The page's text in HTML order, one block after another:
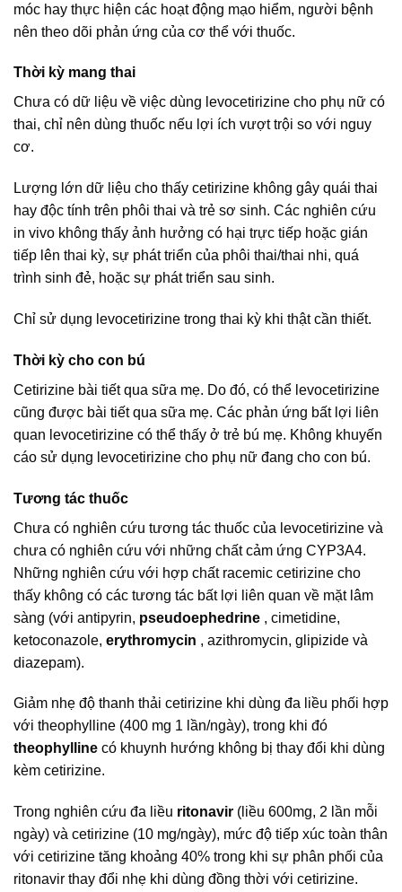
móc hay thực hiện các hoạt động mạo hiểm, người bệnh
nên theo dõi phản ứng của cơ thể với thuốc.
Thời kỳ mang thai
Chưa có dữ liệu về việc dùng levocetirizine cho phụ nữ có
thai, chỉ nên dùng thuốc nếu lợi ích vượt trội so với nguy
cơ.
Lượng lớn dữ liệu cho thấy cetirizine không gây quái thai
hay độc tính trên phôi thai và trẻ sơ sinh. Các nghiên cứu
in vivo không thấy ảnh hưởng có hại trực tiếp hoặc gián
tiếp lên thai kỳ, sự phát triển của phôi thai/thai nhi, quá
trình sinh đẻ, hoặc sự phát triển sau sinh.
Chỉ sử dụng levocetirizine trong thai kỳ khi thật cần thiết.
Thời kỳ cho con bú
Cetirizine bài tiết qua sữa mẹ. Do đó, có thể levocetirizine
cũng được bài tiết qua sữa mẹ. Các phản ứng bất lợi liên
quan levocetirizine có thể thấy ở trẻ bú mẹ. Không khuyến
cáo sử dụng levocetirizine cho phụ nữ đang cho con bú.
Tương tác thuốc
Chưa có nghiên cứu tương tác thuốc của levocetirizine và
chưa có nghiên cứu với những chất cảm ứng CYP3A4.
Những nghiên cứu với hợp chất racemic cetirizine cho
thấy không có các tương tác bất lợi liên quan về mặt lâm
sàng (với antipyrin, pseudoephedrine , cimetidine,
ketoconazole, erythromycin , azithromycin, glipizide và
diazepam).
Giảm nhẹ độ thanh thải cetirizine khi dùng đa liều phối hợp
với theophylline (400 mg 1 lần/ngày), trong khi đó
theophylline có khuynh hướng không bị thay đổi khi dùng
kèm cetirizine.
Trong nghiên cứu đa liều ritonavir (liều 600mg, 2 lần mỗi
ngày) và cetirizine (10 mg/ngày), mức độ tiếp xúc toàn thân
với cetirizine tăng khoảng 40% trong khi sự phân phối của
ritonavir thay đổi nhẹ khi dùng đồng thời với cetirizine.